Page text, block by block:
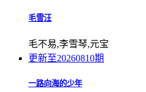
毛雪汪
毛不易,李雪琴,元宝
更新至20260810期
一路向海的少年